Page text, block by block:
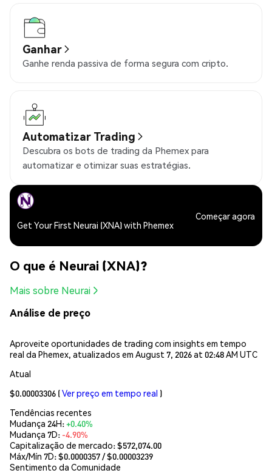
Ganhar
Ganhe renda passiva de forma segura com cripto.
Automatizar Trading
Descubra os bots de trading da Phemex para
automatizar e otimizar suas estratégias.
Get Your First Neurai (XNA) with Phemex
Começar agora
O que é Neurai (XNA)?
Mais sobre Neurai
Análise de preço
Aproveite oportunidades de trading com insights em tempo
real da Phemex, atualizados em August 7, 2026 at 02:48 AM UTC
Atual
$0.00003306 (Ver preço em tempo real )
Tendências recentes
Mudança 24H:+0.40%
Mudança 7D: -4.90%
Capitalização de mercado:$572,074.00
Máx/Mín 7D: $0.0000357/ $0.00003239
Sentimento da Comunidade